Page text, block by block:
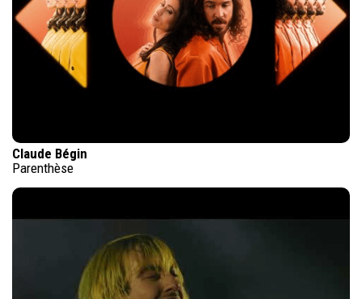
Claude Bégin
Parenthèse